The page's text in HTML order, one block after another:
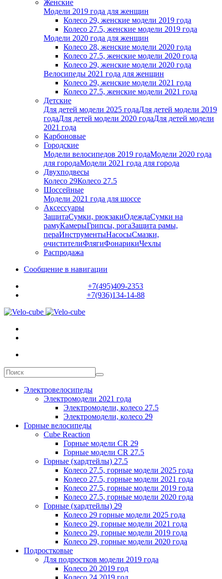
Женскиe
Модели 2019 года для женщин
Колесо 29, женские модели 2019 года
Колесо 27.5, женские модели 2019 года
Модели 2020 года для женщин
Колесо 28, женские модели 2020 года
Колесо 27.5, женские модели 2020 года
Колесо 29, женские модели 2020 года
Велосипеды 2021 года для женщин
Колесо 29, женские модели 2021 года
Колесо 27.5, женские модели 2021 года
Детские
Для детей модели 2025 годаДля детей модели 2019
годаДля детей модели 2020 годаДля детей модели
2021 года
Карбоновые
Городские
Модели велосипедов 2019 годаМодели 2020 года
для городаМодели 2021 года для города
Двухподвесы
Колесо 29Колесо 27.5
Шоссейные
Модели 2021 года для шоссе
Аксессуары
ЗащитаСумки, рюкзакиОдеждаСумки на
рамуКамерыГрипсы, рогаЗащита рамы,
пераИнструментыНасосыСмазки,
очистителиФлягиФонарикиЧехлы
Распродажа
Сообщение в навигации
+7(495)409-2353
+7(936)134-14-88
Электровелосипеды
Электромодели 2021 года
Электромодели, колесо 27.5
Электромодели, колесо 29
Горные велосипеды
Cube Reaction
Горные модели CR 29
Горные модели CR 27.5
Горные (хардтейлы) 27.5
Колесо 27.5, горные модели 2025 года
Колесо 27.5, горные модели 2021 года
Колесо 27.5, горные модели 2019 года
Колесо 27.5, горные модели 2020 года
Горные (хардтейлы) 29
Колесо 29 горные модели 2025 года
Колесо 29, горные модели 2021 года
Колесо 29, горные модели 2019 года
Колесо 29, горные модели 2020 года
Подростковые
Для подростков модели 2019 года
Колесо 20 2019 год
Колесо 24 2019 год